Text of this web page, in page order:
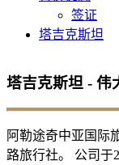
签证
塔吉克斯坦
塔吉克斯坦 - 伟
阿勒途奇中亚国际
路旅行社。 公司于